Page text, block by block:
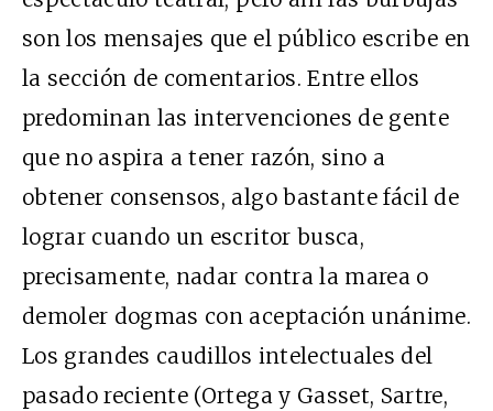
son los mensajes que el público escribe en
la sección de comentarios. Entre ellos
predominan las intervenciones de gente
que no aspira a tener razón, sino a
obtener consensos, algo bastante fácil de
lograr cuando un escritor busca,
precisamente, nadar contra la marea o
demoler dogmas con aceptación unánime.
Los grandes caudillos intelectuales del
pasado reciente (Ortega y Gasset, Sartre,